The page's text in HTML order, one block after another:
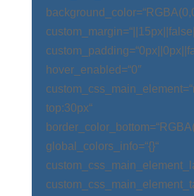
hover_enabled=“0″
top:30px“
global_colors_info=“{}“